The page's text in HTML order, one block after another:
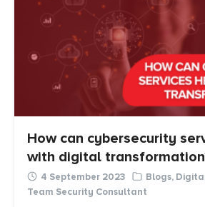
How can cybersecurity
with digital
4 September 2023 Blogs,
Team Security Consultant